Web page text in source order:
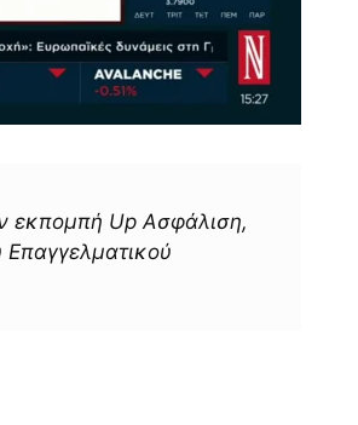
εκπομπή Up Ασφάλιση,